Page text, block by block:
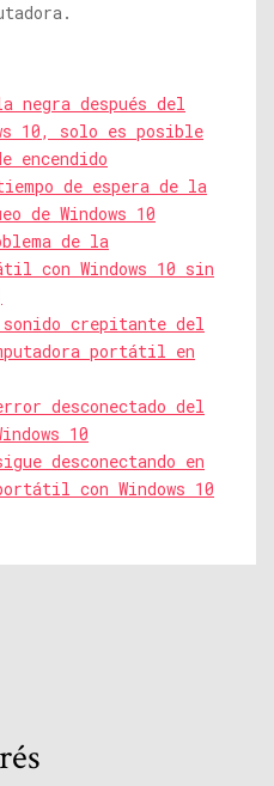
negra después del
10, solo es posible
encendido
de espera de la
de Windows 10
de la
con Windows 10 sin
crepitante del
portátil en
desconectado del
10
desconectando en
con Windows 10